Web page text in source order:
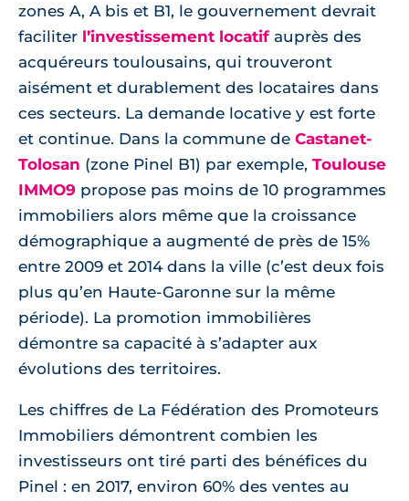
zones A, A bis et B1, le gouvernement devrait
faciliter l’investissement locatif auprès des
acquéreurs toulousains, qui trouveront
aisément et durablement des locataires dans
ces secteurs. La demande locative y est forte
et continue. Dans la commune de Castanet-
Tolosan (zone Pinel B1) par exemple, Toulouse
IMMO9 propose pas moins de 10 programmes
immobiliers alors même que la croissance
démographique a augmenté de près de 15%
entre 2009 et 2014 dans la ville (c’est deux fois
plus qu’en Haute-Garonne sur la même
période). La promotion immobilières
démontre sa capacité à s’adapter aux
évolutions des territoires.
Les chiffres de La Fédération des Promoteurs
Immobiliers démontrent combien les
investisseurs ont tiré parti des bénéfices du
Pinel : en 2017, environ 60% des ventes au